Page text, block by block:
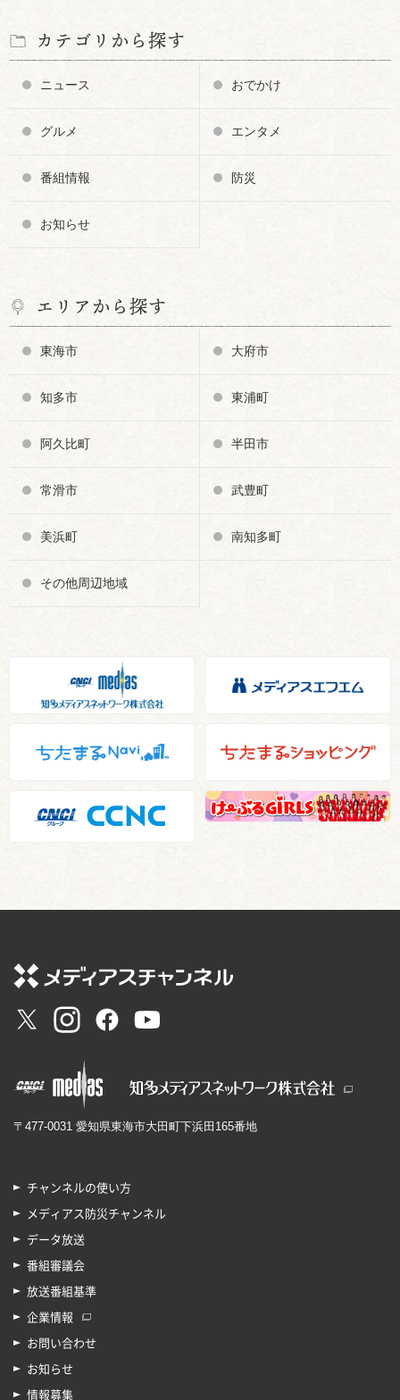
カテゴリから探す
ニュース おでかけ
グルメ エンタメ
番組情報 防災
お知らせ
エリアから探す
東海市 大府市
知多市 東浦町
阿久比町 半田市
常滑市 武豊町
美浜町 南知多町
その他周辺地域
〒477-0031 愛知県東海市大田町下浜田165番地
チャンネルの使い方
メディアス防災チャンネル
データ放送
番組審議会
放送番組基準
企業情報
お問い合わせ
お知らせ
情報募集